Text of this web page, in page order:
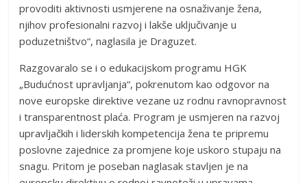
provoditi aktivnosti usmjerene na osnaživanje žena,
njihov profesionalni razvoj i lakše uključivanje u
poduzetništvo“, naglasila je Draguzet.
Razgovaralo se i o edukacijskom programu HGK
„Budućnost upravljanja“, pokrenutom kao odgovor na
nove europske direktive vezane uz rodnu ravnopravnost
i transparentnost plaća. Program je usmjeren na razvoj
upravljačkih i liderskih kompetencija žena te pripremu
poslovne zajednice za promjene koje uskoro stupaju na
snagu. Pritom je poseban naglasak stavljen je na